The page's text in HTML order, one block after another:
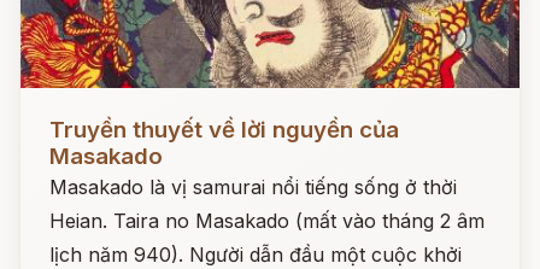
Đọc ngay
Truyền thuyết về lời nguyền của
Masakado
Masakado là vị samurai nổi tiếng sống ở thời
Heian. Taira no Masakado (mất vào tháng 2 âm
lịch năm 940). Người dẫn đầu một cuộc khởi